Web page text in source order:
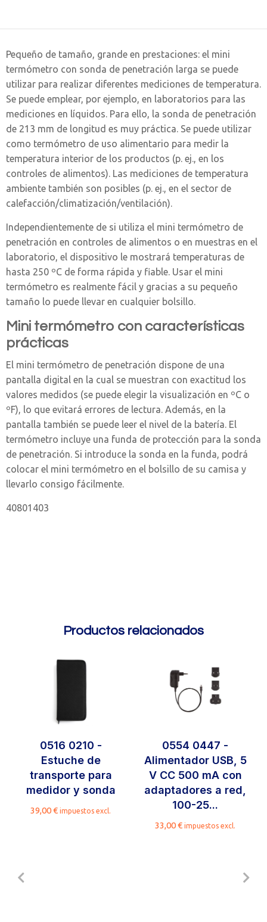
Pequeño de tamaño, grande en prestaciones: el mini
termómetro con sonda de penetración larga se puede
utilizar para realizar diferentes mediciones de temperatura.
Se puede emplear, por ejemplo, en laboratorios para las
mediciones en líquidos. Para ello, la sonda de penetración
de 213 mm de longitud es muy práctica. Se puede utilizar
como termómetro de uso alimentario para medir la
temperatura interior de los productos (p. ej., en los
controles de alimentos). Las mediciones de temperatura
ambiente también son posibles (p. ej., en el sector de
calefacción/climatización/ventilación).
Independientemente de si utiliza el mini termómetro de
penetración en controles de alimentos o en muestras en el
laboratorio, el dispositivo le mostrará temperaturas de
hasta 250 ºC de forma rápida y fiable. Usar el mini
termómetro es realmente fácil y gracias a su pequeño
tamaño lo puede llevar en cualquier bolsillo.
Mini termómetro con características
prácticas
El mini termómetro de penetración dispone de una
pantalla digital en la cual se muestran con exactitud los
valores medidos (se puede elegir la visualización en ºC o
ºF), lo que evitará errores de lectura. Además, en la
pantalla también se puede leer el nivel de la batería. El
termómetro incluye una funda de protección para la sonda
de penetración. Si introduce la sonda en la funda, podrá
colocar el mini termómetro en el bolsillo de su camisa y
llevarlo consigo fácilmente.
40801403
Productos relacionados
0516 0210 -
Estuche de
transporte para
medidor y sonda
39,00€ impuestos excl.
0554 0447 -
Alimentador USB, 5
V CC 500 mA con
adaptadores a red,
100-25...
33,00€ impuestos excl.